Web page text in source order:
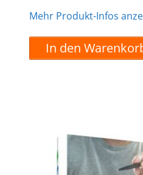
Mehr Produkt-Infos
In den